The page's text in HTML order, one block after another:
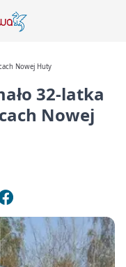
Nowej Huty
32-latka
Nowej